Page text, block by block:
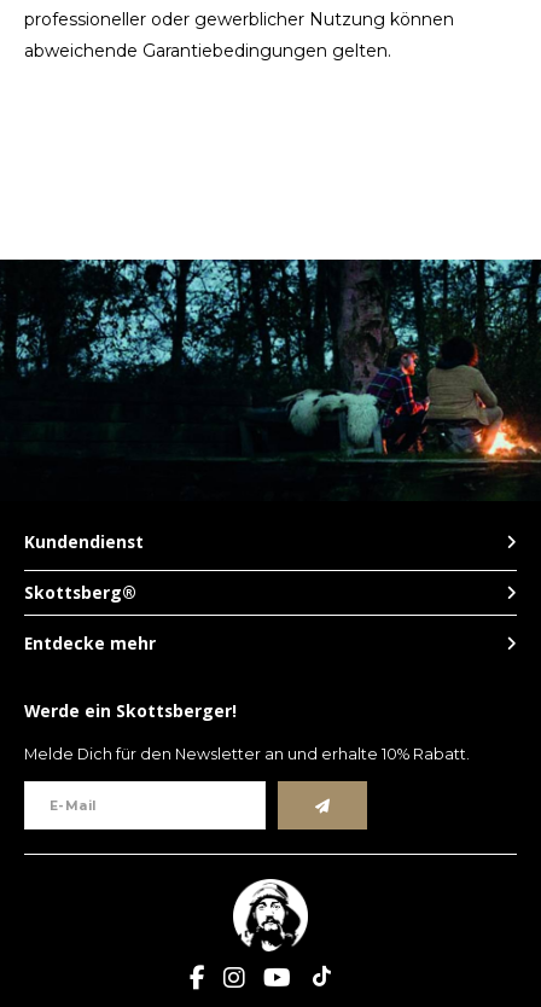
professioneller oder gewerblicher Nutzung können
abweichende Garantiebedingungen gelten.
Skottsberg®
Kundendienst
Entdecke mehr
Werde ein Skottsberger!
Melde Dich für den Newsletter an und erhalte 10% Rabatt.